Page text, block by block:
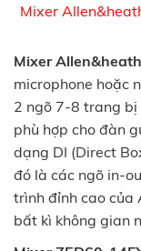
Mixer
Mixer
microphone hoặc
2 ngõ 7-8 trang bị
phù hợp cho đàn
dạng DI (Direct
đó là các ngõ in-
trình đỉnh cao của
bất kì không gian